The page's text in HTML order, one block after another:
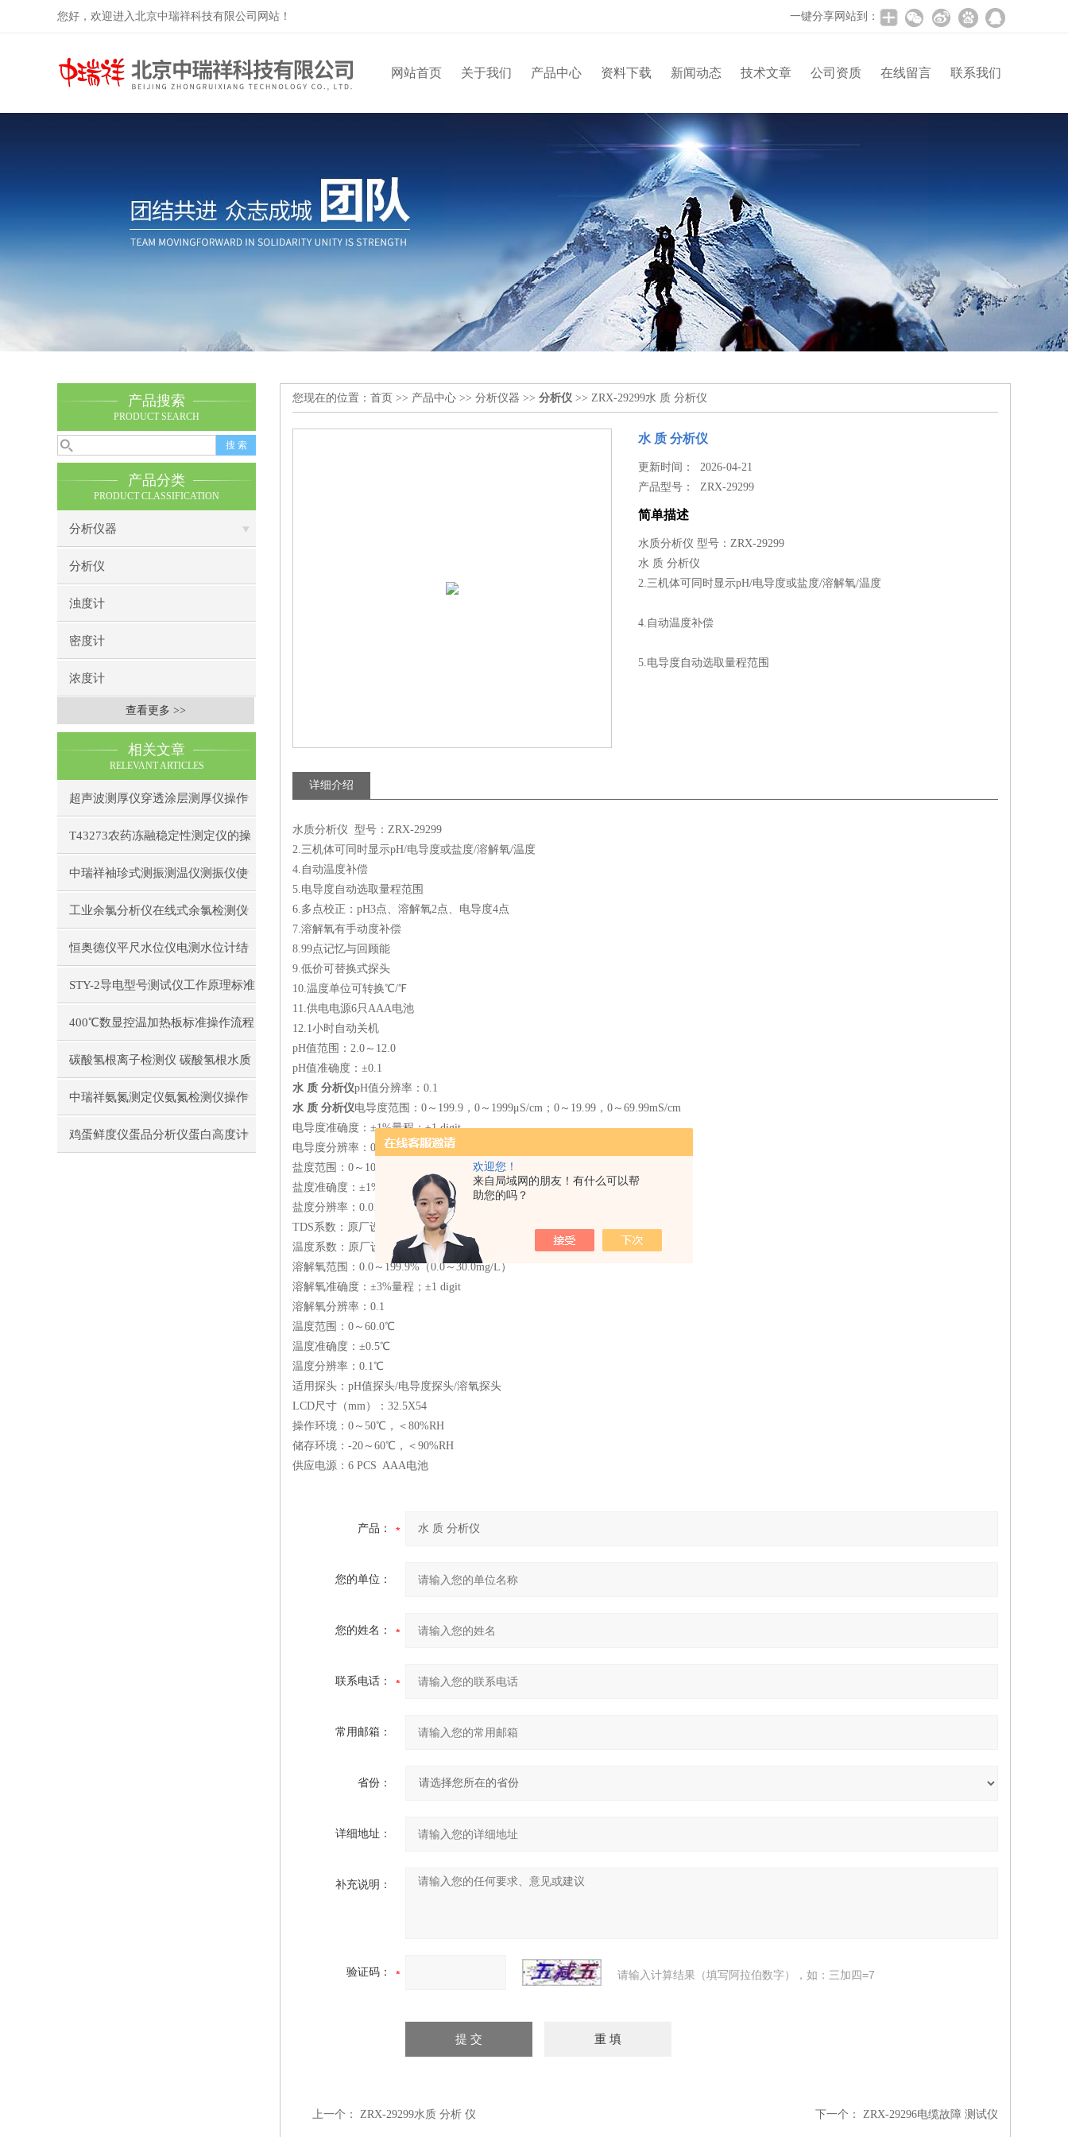
欢迎您！
来自局域网的朋友！有什么可以帮
助您的吗？
您好，欢迎进入北京中瑞祥科技有限公司网站！ 一键分享网站到：
网站首页 关于我们 产品中心 资料下载 新闻动态 技术文章 公司资质 在线留言 联系我们
产品搜索
PRODUCT SEARCH
产品分类
PRODUCT CLASSIFICATION
分析仪器
分析仪
浊度计
密度计
浓度计
查看更多 >>
相关文章
RELEVANT ARTICLES
超声波测厚仪穿透涂层测厚仪操作
前准备操作步骤
T43273农药冻融稳定性测定仪的操
作使用
中瑞祥袖珍式测振测温仪测振仪使
用注意事项工作原理
工业余氯分析仪在线式余氯检测仪
日常维护注意事项安装与接线步骤
恒奥德仪平尺水位仪电测水位计结
构原理操作使用
STY-2导电型号测试仪工作原理标准
操作流程
400℃数显控温加热板标准操作流程
碳酸氢根离子检测仪 碳酸氢根水质
测定仪操作使用
中瑞祥氨氮测定仪氨氮检测仪操作
前准备使用注意事项
鸡蛋鲜度仪蛋品分析仪蛋白高度计
您现在的位置： 首页 >> 产品中心 >> 分析仪器 >> 分析仪 >> ZRX-29299水 质 分析仪
水 质 分析仪
更新时间： 2026-04-21
产品型号：ZRX-29299
简单描述
水质分析仪 型号：ZRX-29299
水 质 分析仪
2.三机体可同时显示pH/电导度或盐度/溶解氧/温度
4.自动温度补偿
5.电导度自动选取量程范围
详细介绍
水质分析仪 型号：ZRX-29299
2.三机体可同时显示pH/电导度或盐度/溶解氧/温度
4.自动温度补偿
5.电导度自动选取量程范围
6.多点校正：pH3点、溶解氧2点、电导度4点
7.溶解氧有手动度补偿
8.99点记忆与回顾能
9.低价可替换式探头
10.温度单位可转换℃/℉
11.供电电源6只AAA电池
12.1小时自动关机
pH值范围：2.0～12.0
pH值准确度：±0.1
水 质 分析仪pH值分辨率：0.1
水 质 分析仪电导度范围：0～199.9，0～1999μS/cm；0～19.99，0～69.99mS/cm
电导度准确度：±1%量程；±1 digit
电导度分辨率：0.01ppt，0.1ppt
盐度范围：0～10.00ppt；0～42.0ppt（海水）
盐度准确度：±1%量程；±1 digit
盐度分辨率：0.01ppt，0.1ppt
TDS系数：原厂设定为1.0
温度系数：原厂设定为2.1%/℃
溶解氧范围：0.0～199.9%（0.0～30.0mg/L）
溶解氧准确度：±3%量程；±1 digit
溶解氧分辨率：0.1
温度范围：0～60.0℃
温度准确度：±0.5℃
温度分辨率：0.1℃
适用探头：pH值探头/电导度探头/溶氧探头
LCD尺寸（mm）：32.5X54
操作环境：0～50℃，＜80%RH
储存环境：-20～60℃，＜90%RH
供应电源：6 PCS AAA电池
产品：
您的单位：
您的姓名：
联系电话：
常用邮箱：
省份：
详细地址：
补充说明：
验证码： 请输入计算结果（填写阿拉伯数字），如：三加四=7
上一个： ZRX-29299水质 分析 仪 下一个： ZRX-29296电缆故障 测试仪